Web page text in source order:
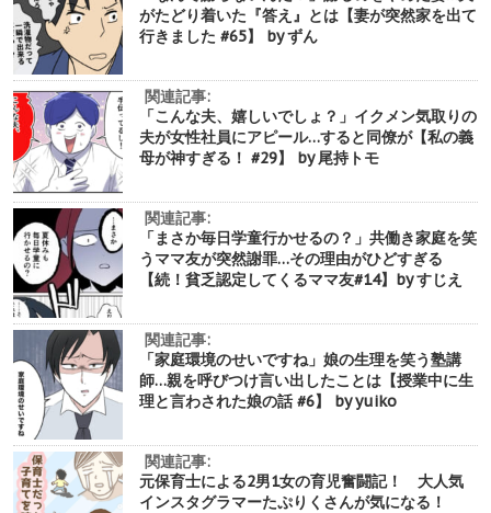
がたどり着いた『答え』とは【妻が突然家を出て
行きました #65】 by ずん
関連記事:
「こんな夫、嬉しいでしょ？」イクメン気取りの
夫が女性社員にアピール…すると同僚が【私の義
母が神すぎる！ #29】 by 尾持トモ
関連記事:
「まさか毎日学童行かせるの？」共働き家庭を笑
うママ友が突然謝罪…その理由がひどすぎる
【続！貧乏認定してくるママ友#14】by すじえ
関連記事:
「家庭環境のせいですね」娘の生理を笑う塾講
師…親を呼びつけ言い出したことは【授業中に生
理と言わされた娘の話 #6】 by yuiko
関連記事:
元保育士による2男1女の育児奮闘記！ 大人気
インスタグラマーたぷりくさんが気になる！